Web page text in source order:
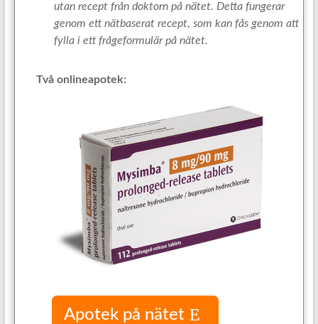
utan recept från doktorn på nätet. Detta fungerar
genom ett nätbaserat recept, som kan fås genom att
fylla i ett frågeformulär på nätet.
Två onlineapotek:
Apotek på nätet